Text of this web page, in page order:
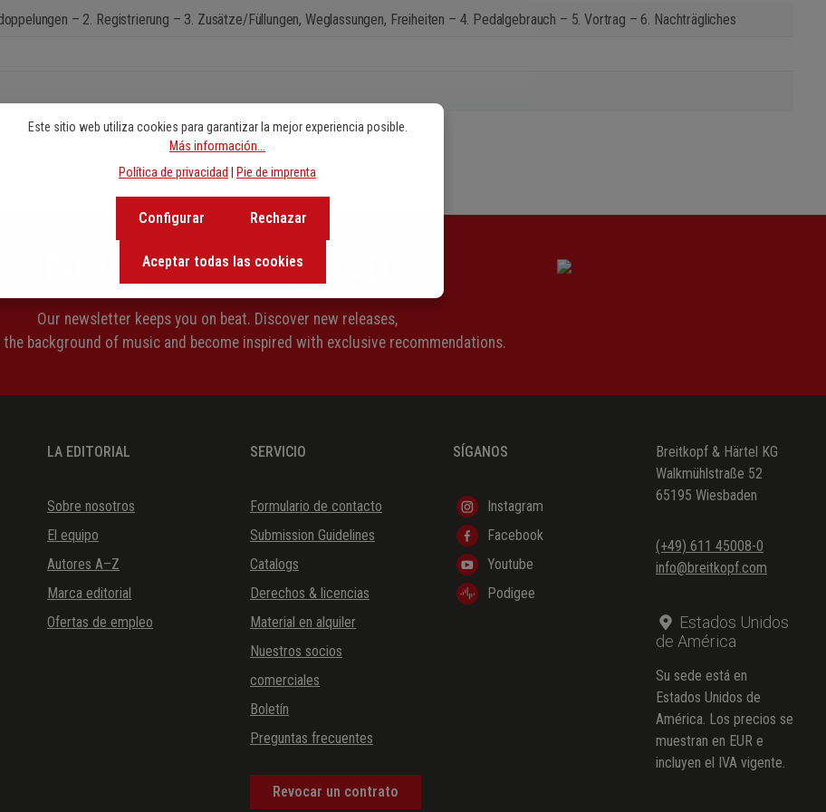
– 2. Registrierung – 3. Zusätze/Füllungen, Weglassungen, Freiheiten – 4. Pedalgebrauch – 5. Vortrag – 6. Nachträgliches
Newsletter signup
Our newsletter keeps you on beat. Discover new releases,
the background of music and become inspired with exclusive recommendations.
LA EDITORIAL
Sobre nosotros
El equipo
Autores A–Z
Marca editorial
Ofertas de empleo
SERVICIO
Formulario de contacto
Submission Guidelines
Catalogs
Derechos & licencias
Material en alquiler
Nuestros socios
comerciales
Boletín
Preguntas frecuentes
Revocar un contrato
SÍGANOS
Instagram
Facebook
Youtube
Podigee
Breitkopf & Härtel KG
Walkmühlstraße 52
65195 Wiesbaden
(+49) 611 45008-0
info@breitkopf.com
Estados Unidos
de América
Su sede está en
Estados Unidos de
América. Los precios se
muestran en EUR e
incluyen el IVA vigente.
Este sitio web utiliza cookies para garantizar la mejor experiencia posible.
Más información...
Política de privacidad
Pie de imprenta
Rechazar
Configurar
Aceptar todas las cookies